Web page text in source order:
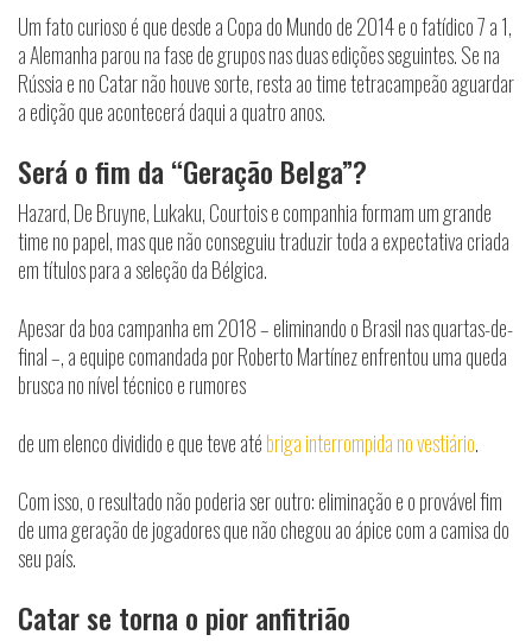
Um fato curioso é que desde a Copa do Mundo de 2014 e o fatídico 7 a 1,
a Alemanha parou na fase de grupos nas duas edições seguintes. Se na
Rússia e no Catar não houve sorte, resta ao time tetracampeão aguardar
a edição que acontecerá daqui a quatro anos.
Será o fim da “Geração Belga”?
Hazard, De Bruyne, Lukaku, Courtois e companhia formam um grande
time no papel, mas que não conseguiu traduzir toda a expectativa criada
em títulos para a seleção da Bélgica.
Apesar da boa campanha em 2018 – eliminando o Brasil nas quartas-de-
final –, a equipe comandada por Roberto Martínez enfrentou uma queda
brusca no nível técnico e rumores
de um elenco dividido e que teve atébriga interrompida no vestiário.
Com isso, o resultado não poderia ser outro: eliminação e o provável fim
de uma geração de jogadores que não chegou ao ápice com a camisa do
seu país.
Catar se torna o pior anfitrião